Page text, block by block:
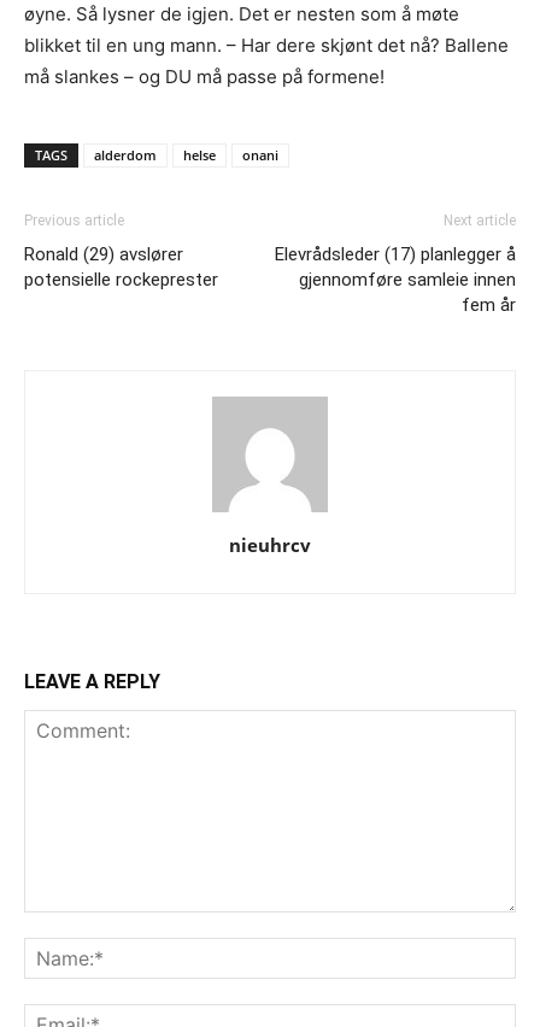
øyne. Så lysner de igjen. Det er nesten som å møte
blikket til en ung mann. – Har dere skjønt det nå? Ballene
må slankes – og DU må passe på formene!
TAGS alderdom helse onani
Previous article
Ronald (29) avslører
potensielle rockeprester
Next article
Elevrådsleder (17) planlegger å
gjennomføre samleie innen
fem år
nieuhrcv
LEAVE A REPLY